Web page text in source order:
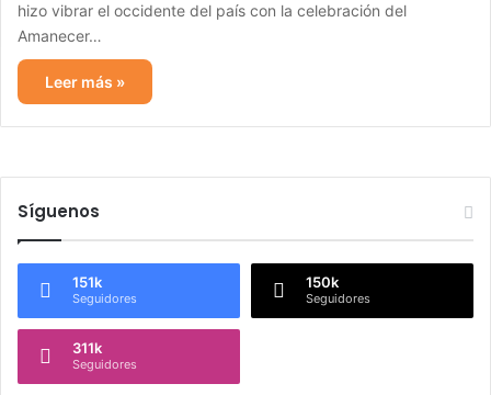
hizo vibrar el occidente del país con la celebración del
Amanecer…
Leer más »
Síguenos
151k
Seguidores
150k
Seguidores
311k
Seguidores